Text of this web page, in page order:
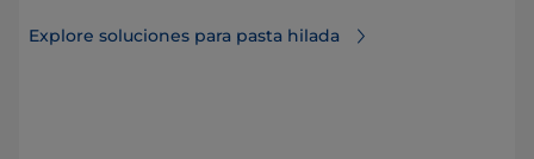
Explore soluciones para pasta hilada